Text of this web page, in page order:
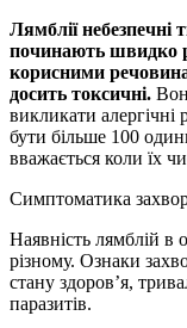
Лямблії
починають швидко
корисними
досить токсичні.
викликати алергічні
бути більше 100
вважається коли їх
Симптоматика
Наявність лямблій в
різному. Ознаки
стану здоров’я,
паразитів.